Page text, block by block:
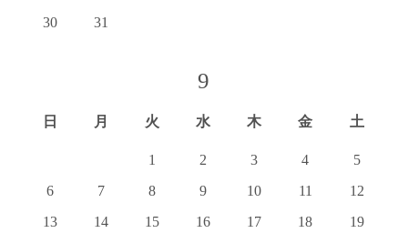
30
31
9
日 月 火 水 木 金 土
1 2 3 4
5
6
7 8 9 10 11
12
13
14 15 16 17 18
19